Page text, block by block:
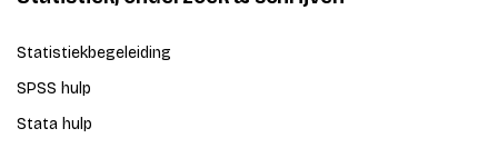
Statistiekbegeleiding
SPSS hulp
Stata hulp